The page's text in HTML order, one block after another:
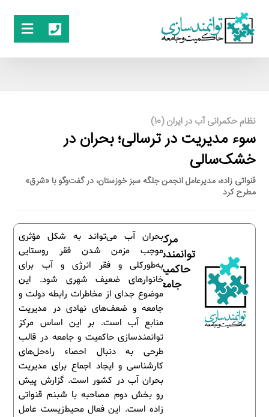
نظام حکمرانی آب در ایران (10)
سوء مدیریت در ترسالی؛ بحران در
خشک‌سالی
قنواتی زاده، مدیرعامل انجمن جلگه سبز خوزستان، در گفت‌وگو با «شرق»
مطرح کرد
بحران آب می‌تواند به شکل مؤثری
موجب مزمن شدن فقر روستایی
به‌طورکلی و فقر انرژی و آب برای
خانوارهای ضعیف شهری شود. این
موضوع جدای از مخاطرات رابطه دولت و
جامعه و ضعف‌های نهادی در مدیریت
منابع آب است. بر این اساس مرکز
توانمندسازی حاکمیت و جامعه در قالب
طرحی به دنبال احصاء راه‌حل‌های
کارشناسی و ایجاد اجماع برای مدیریت
بحران آب در کشور است. گزارش پیش
رو بخش دوم مصاحبه با شبنم قنواتی
زاده است. این فعال محیط‌زیست عامل
مرکز
توانمندسازی
حاکمیت و
جامعه